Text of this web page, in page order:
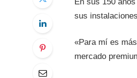
sus
«Para mí es
mercado